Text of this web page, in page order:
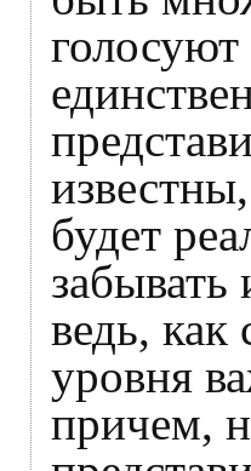
будет
ведь, как
уровня
причем,